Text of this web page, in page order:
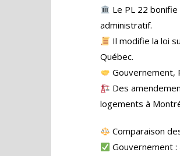
Le PL 22
administratif.
Il modifie la loi
Québec.
Gouvernement,
Des
logements à
Comparaison
Gouvernement :